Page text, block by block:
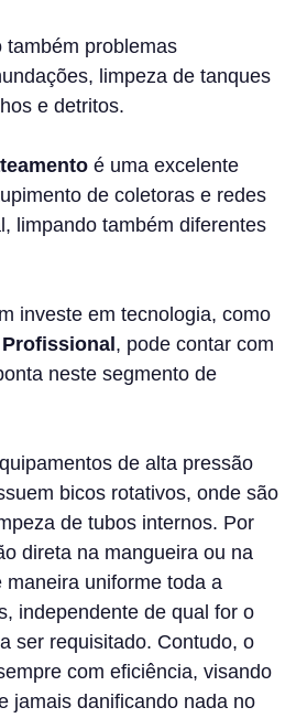
também problemas
limpeza de tanques
e detritos.
é uma excelente
de coletoras e redes
limpando também diferentes
investe em tecnologia, como
, pode contar com
neste segmento de
de alta pressão
bicos rotativos, onde são
de tubos internos. Por
direta na mangueira ou na
maneira uniforme toda a
independente de qual for o
ser requisitado. Contudo, o
com eficiência, visando
jamais danificando nada no